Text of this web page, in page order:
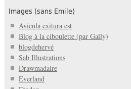
Images (sans Emile)
Avicula exitura est
Blog à la ciboulette (par Gally)
blogdehervé
Sab Illustrations
Drawmadaire
Everland